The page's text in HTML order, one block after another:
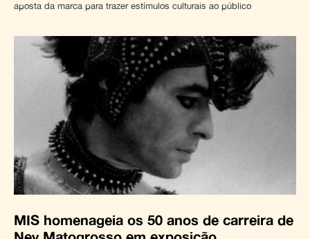
aposta da marca para trazer estímulos culturais ao público
MIS homenageia os 50 anos de carreira de